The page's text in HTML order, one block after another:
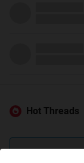
Hot Threads